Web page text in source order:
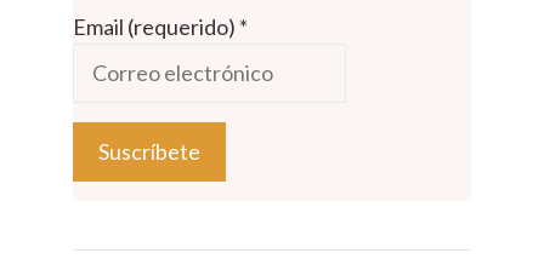
Email (requerido) *
o